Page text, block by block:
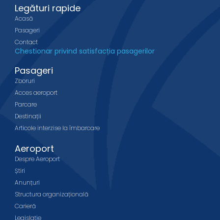
Legături rapide
Acasă
Pasageri
Contact
Chestionar privind satisfacția pasagerilor
Pasageri
Zboruri
Acces aeroport
Parcare
Destinații
Articole interzise la îmbarcare
Aeroport
Despre Aeroport
Știri
Anunțuri
Structura organizațională
Carieră
Legislație